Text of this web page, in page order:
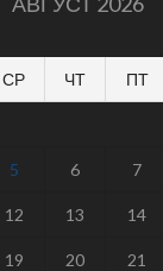
СР ЧТ ПТ
5 6 7
12 13 14
19 20 21